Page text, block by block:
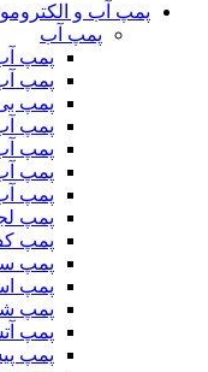
پمپ آب و
پمپ آب
پمپ
پمپ
پمپ
پمپ
پمپ
پمپ
پمپ
پمپ
پمپ
پمپ
پمپ
پمپ
پمپ
پمپ